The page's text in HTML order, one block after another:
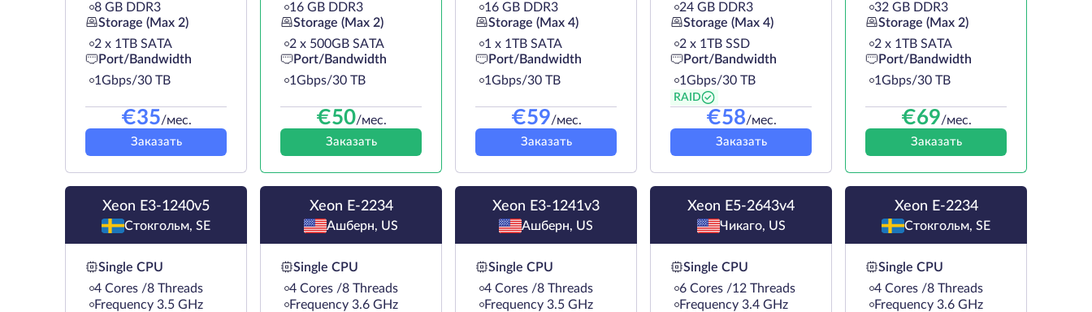
8 GB DDR3
Storage (Max 2)
2 х 1TB SATA
Port/Bandwidth
1Gbps/30 TB
€35/мес.
Заказать
16 GB DDR3
Storage (Max 2)
2 х 500GB SATA
Port/Bandwidth
1Gbps/30 TB
€50/мес.
Заказать
16 GB DDR3
Storage (Max 4)
1 х 1TB SATA
Port/Bandwidth
1Gbps/30 TB
€59/мес.
Заказать
24 GB DDR3
Storage (Max 4)
2 х 1TB SSD
Port/Bandwidth
1Gbps/30 TB
RAID
€58/мес.
Заказать
32 GB DDR3
Storage (Max 2)
2 х 1TB SATA
Port/Bandwidth
1Gbps/30 TB
€69/мес.
Заказать
Xeon E3-1240v5
Стокгольм, SE
Single CPU
4 Cores /8 Threads
Frequency 3.5 GHz
Xeon E-2234
Ашберн, US
Single CPU
4 Cores /8 Threads
Frequency 3.6 GHz
Xeon E3-1241v3
Ашберн, US
Single CPU
4 Cores /8 Threads
Frequency 3.5 GHz
Xeon E5-2643v4
Чикаго, US
Single CPU
6 Cores /12 Threads
Frequency 3.4 GHz
Xeon E-2234
Стокгольм, SE
Single CPU
4 Cores /8 Threads
Frequency 3.6 GHz